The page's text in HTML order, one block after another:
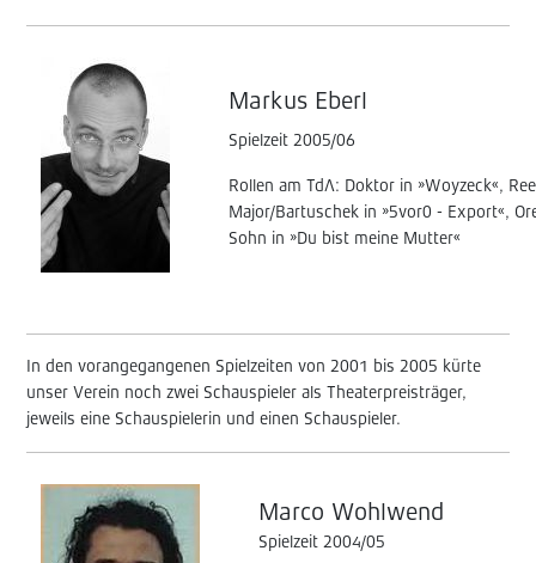
Markus Eberl
Spielzeit 2005/06
Rollen am TdA: Doktor in »Woyzeck«,
Major/Bartuschek in »5vor0 - Export«,
Sohn in »Du bist meine Mutter«
In den vorangegangenen Spielzeiten von 2001 bis 2005 kürte
unser Verein noch zwei Schauspieler als Theaterpreisträger,
jeweils eine Schauspielerin und einen Schauspieler.
Marco Wohlwend
Spielzeit 2004/05